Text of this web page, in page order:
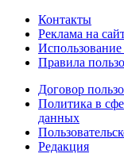
Контакты
Реклама на
Использование
Правила
Договор
Политика в
данных
Редакция